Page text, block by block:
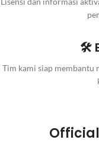
🛠️
Tim kami siap membantu